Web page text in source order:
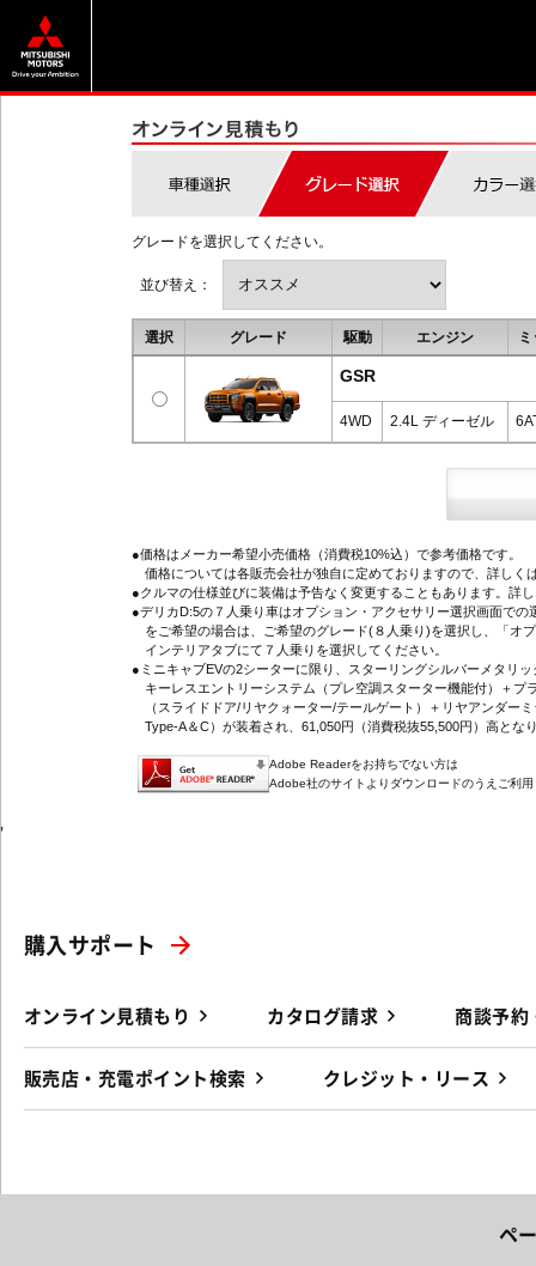
グレードを選択してください。
並び替え：
選択 グレード 駆動 エンジン
GSR
4WD 2.4L ディーゼル
●価格はメーカー希望小売価格（消費税10%込）で参考価格です。
価格については各販売会社が独自に定めておりますので、詳しく
●クルマの仕様並びに装備は予告なく変更することもあります。詳
●デリカD:5の７人乗り車はオプション・アクセサリー選択画面での
をご希望の場合は、ご希望のグレード(８人乗り)を選択し、「オ
インテリアタブにて７人乗りを選択してください。
●ミニキャブEVの2シーターに限り、スターリングシルバーメタリ
キーレスエントリーシステム（プレ空調スターター機能付）＋プ
（スライドドア/リヤクォーター/テールゲート）＋リヤアンダー
Type-A＆C）が装着され、61,050円（消費税抜55,500円）高とな
Adobe Readerをお持ちでない方は
Adobe社のサイトよりダウンロードのうえご利
'
購入サポート
オンライン見積もり カタログ請求 商談予約
販売店・充電ポイント検索 クレジット・リース
ペ